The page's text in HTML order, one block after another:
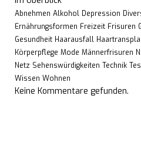
Abnehmen Alkohol Depression
Ernährungsformen Freizeit Frisuren
Gesundheit Haarausfall
Körperpflege Mode Männerfrisuren
Netz Sehenswürdigkeiten Technik
Wissen Wohnen
Keine Kommentare gefunden.